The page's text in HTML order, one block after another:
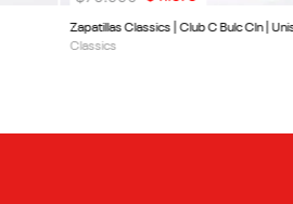
Zapatillas Classics | Club C Bulc Cln |
Classics